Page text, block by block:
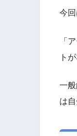
今
「
ト
一
は